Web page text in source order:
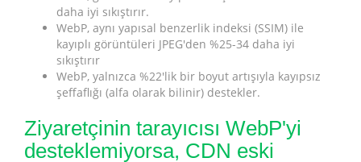
daha iyi sıkıştırır.
WebP, aynı yapısal benzerlik indeksi (SSIM) ile
kayıplı görüntüleri JPEG'den %25-34 daha iyi
sıkıştırır
WebP, yalnızca %22'lik bir boyut artışıyla kayıpsız
şeffaflığı (alfa olarak bilinir) destekler.
Ziyaretçinin tarayıcısı WebP'yi
desteklemiyorsa, CDN eski